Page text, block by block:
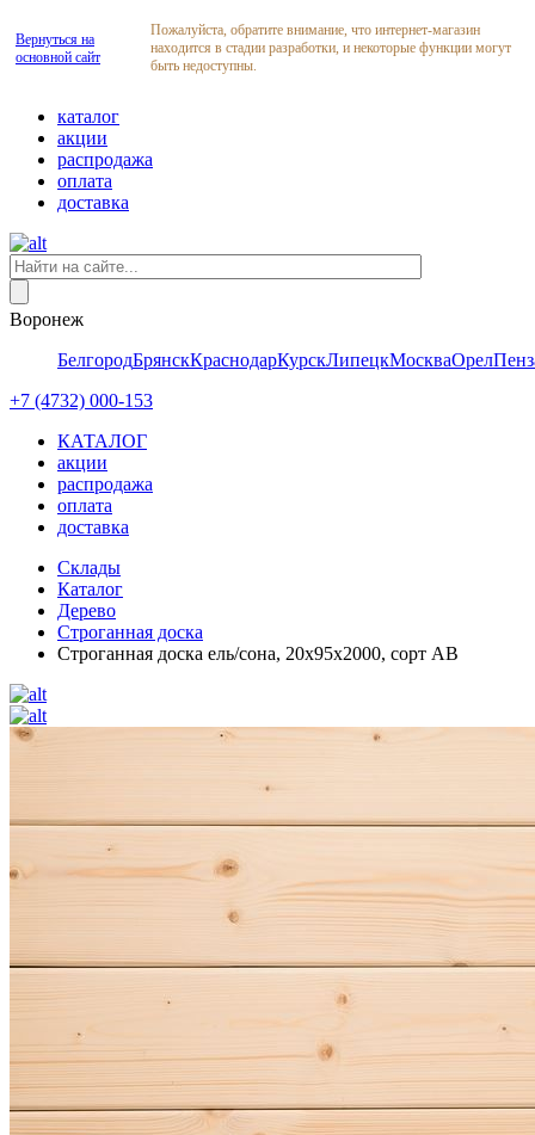
Вернуться на
основной сайт
Пожалуйста, обратите внимание, что интернет-магазин
находится в стадии разработки, и некоторые функции могут
быть недоступны.
каталог
акции
распродажа
оплата
доставка
Воронеж
БелгородБрянскКраснодарКурскЛипецкМоскваОрел
+7 (4732) 000-153
КАТАЛОГ
акции
распродажа
оплата
доставка
Склады
Каталог
Дерево
Строганная доска
Строганная доска ель/сона, 20х95х2000, сорт АВ